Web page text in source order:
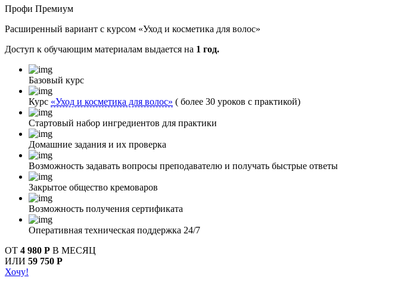
Профи Премиум
Расширенный вариант с курсом «Уход и косметика для волос»
Доступ к обучающим материалам выдается на 1 год.
Базовый курс
Курс «Уход и косметика для волос» ( более 30 уроков с практикой)
Стартовый набор ингредиентов для практики
Домашние задания и их проверка
Возможность задавать вопросы преподавателю и получать быстрые ответы
Закрытое общество кремоваров
Возможность получения сертификата
Оперативная техническая поддержка 24/7
ОТ 4 980 Р В МЕСЯЦ
ИЛИ 59 750 Р
Хочу!